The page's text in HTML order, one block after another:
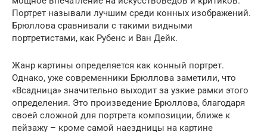
Портрет называли лучшим среди конных изображений.
Брюллова сравнивали с такими видными
портретистами, как Рубенс и Ван Дейк.
Жанр картины определяется как конный портрет.
Однако, уже современники Брюллова заметили, что
«Всадница» значительно выходит за узкие рамки этого
определения. Это произведение Брюллова, благодаря
своей сложной для портрета композиции, ближе к
пейзажу – кроме самой наездницы на картине